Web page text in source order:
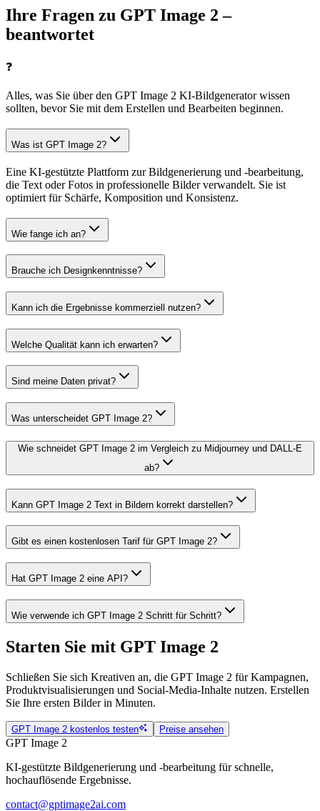
Ihre Fragen zu GPT Image 2 –
beantwortet
❓
Alles, was Sie über den GPT Image 2 KI-Bildgenerator wissen
sollten, bevor Sie mit dem Erstellen und Bearbeiten beginnen.
Was ist GPT Image 2?
Eine KI-gestützte Plattform zur Bildgenerierung und -bearbeitung,
die Text oder Fotos in professionelle Bilder verwandelt. Sie ist
optimiert für Schärfe, Komposition und Konsistenz.
Wie fange ich an?
Brauche ich Designkenntnisse?
Kann ich die Ergebnisse kommerziell nutzen?
Welche Qualität kann ich erwarten?
Sind meine Daten privat?
Was unterscheidet GPT Image 2?
Wie schneidet GPT Image 2 im Vergleich zu Midjourney und DALL-E
ab?
Kann GPT Image 2 Text in Bildern korrekt darstellen?
Gibt es einen kostenlosen Tarif für GPT Image 2?
Hat GPT Image 2 eine API?
Wie verwende ich GPT Image 2 Schritt für Schritt?
Starten Sie mit GPT Image 2
Schließen Sie sich Kreativen an, die GPT Image 2 für Kampagnen,
Produktvisualisierungen und Social-Media-Inhalte nutzen. Erstellen
Sie Ihre ersten Bilder in Minuten.
GPT Image 2 kostenlos testen Preise ansehen
GPT Image 2
KI-gestützte Bildgenerierung und -bearbeitung für schnelle,
hochauflösende Ergebnisse.
contact@gptimage2ai.com